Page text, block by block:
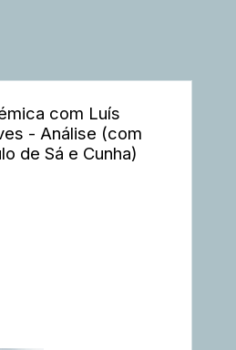
com Luís
- Análise (com
de Sá e Cunha)